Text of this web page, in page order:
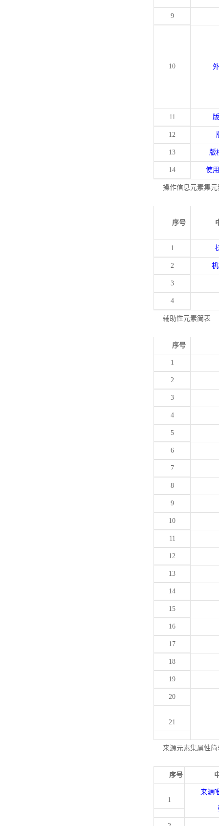
9
10
11
12
13 版
14 使
操作信息元素集
序号
1
2
3
4
辅助性元素简表
序号
1
2
3
4
5
6
7
8
9
10
11
12
13
14
15
16
17
18
19
20
21
来源元素集属性简
序号
1
来源